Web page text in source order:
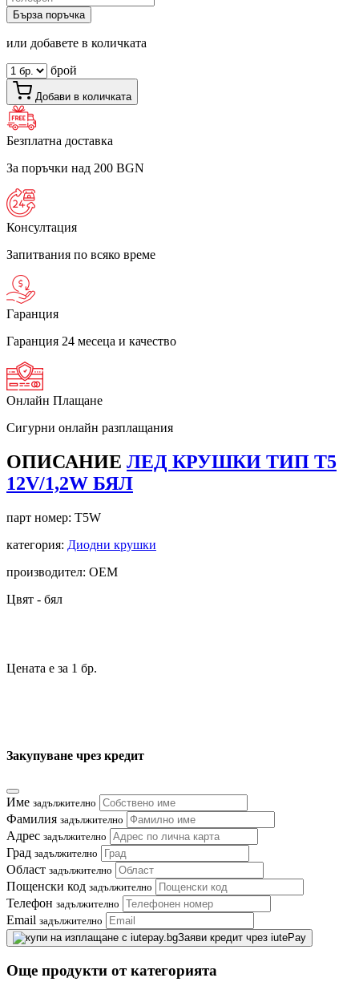
Бърза поръчка
или добавете в количката
брой
Добави в количката
Безплатна доставка
За поръчки над 200 BGN
Консултация
Запитвания по всяко време
Гаранция
Гаранция 24 месеца и качество
Онлайн Плащане
Сигурни онлайн разплащания
ОПИСАНИЕ ЛЕД КРУШКИ ТИП T5
12V/1,2W БЯЛ
парт номер: T5W
категория: Диодни крушки
производител: OEM
Цвят - бял
Цената е за 1 бр.
Закупуване чрез кредит
Име задължително
Фамилия задължително
Адрес задължително
Град задължително
Област задължително
Пощенски код задължително
Телефон задължително
Email задължително
Заяви кредит чрез iutePay
Още продукти от категорията